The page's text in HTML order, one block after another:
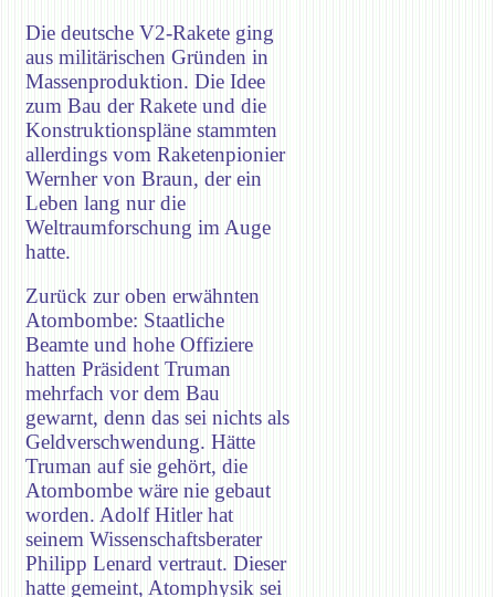
Die deutsche V2-Rakete ging
aus militärischen Gründen in
Massenproduktion. Die Idee
zum Bau der Rakete und die
Konstruktionspläne stammten
allerdings vom Raketenpionier
Wernher von Braun, der ein
Leben lang nur die
Weltraumforschung im Auge
hatte.
Zurück zur oben erwähnten
Atombombe: Staatliche
Beamte und hohe Offiziere
hatten Präsident Truman
mehrfach vor dem Bau
gewarnt, denn das sei nichts als
Geldverschwendung. Hätte
Truman auf sie gehört, die
Atombombe wäre nie gebaut
worden. Adolf Hitler hat
seinem Wissenschaftsberater
Philipp Lenard vertraut. Dieser
hatte gemeint, Atomphysik sei